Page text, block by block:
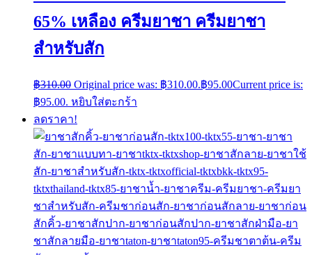
65% เหลือง ครีมยาชา ครีมยาชา
สำหรับสัก
฿310.00 Original price was: ฿310.00.฿95.00Current price is:
฿95.00. หยิบใส่ตะกร้า
ลดราคา!